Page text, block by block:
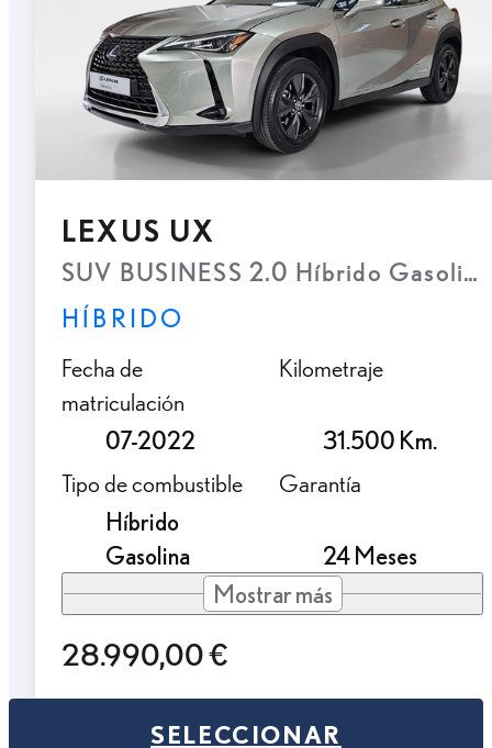
LEXUS UX
SUV BUSINESS 2.0 Híbrido
HÍBRIDO
Fecha de
matriculación
07-2022
Kilometraje
31.500 Km.
Tipo de combustible
Híbrido
Gasolina
Garantía
24 Meses
Mostrar más
28.990,00 €
SELECCIONAR